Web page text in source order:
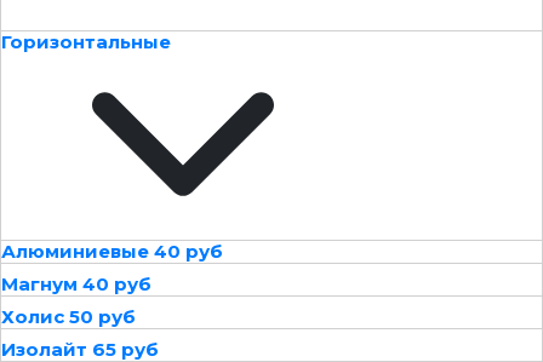
Горизонтальные
Алюминиевые 40 руб
Магнум 40 руб
Холис 50 руб
Изолайт 65 руб